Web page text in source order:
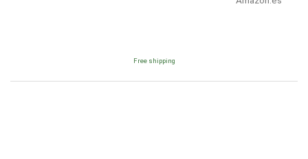
Free shipping